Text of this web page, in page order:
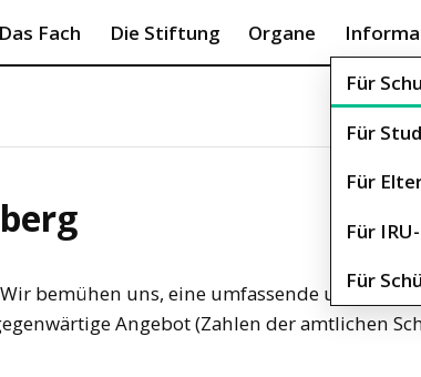
Das Fach Die Stiftung Organe
Für
Für
Für
Für
Für
bemühen uns, eine umfassende und
Angebot (Zahlen der amtlichen